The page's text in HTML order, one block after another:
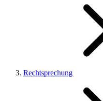
Rechtsprechung